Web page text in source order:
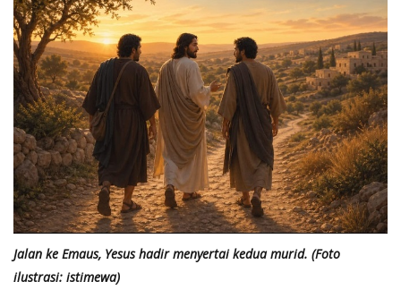
Jalan ke Emaus, Yesus hadir menyertai kedua murid. (Foto
ilustrasi: istimewa)